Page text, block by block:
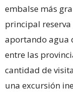
embalse más
principal
aportando agua
entre las
cantidad de
una excursión